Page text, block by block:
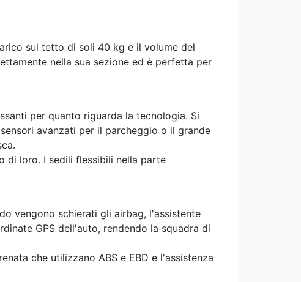
sul tetto di soli 40 kg e il volume del
nella sua sezione ed è perfetta per
per quanto riguarda la tecnologia. Si
avanzati per il parcheggio o il grande
di loro. I sedili flessibili nella parte
vengono schierati gli airbag, l'assistente
GPS dell'auto, rendendo la squadra di
che utilizzano ABS e EBD e l'assistenza